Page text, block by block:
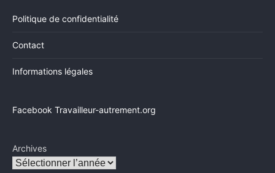
Politique de confidentialité
Contact
Informations légales
Facebook Travailleur-autrement.org
Archives